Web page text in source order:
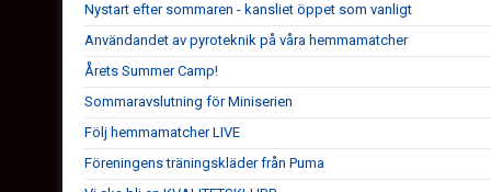
Nystart efter sommaren - kansliet öppet som vanligt
Användandet av pyroteknik på våra hemmamatcher
Årets Summer Camp!
Sommaravslutning för Miniserien
Följ hemmamatcher LIVE
Föreningens träningskläder från Puma